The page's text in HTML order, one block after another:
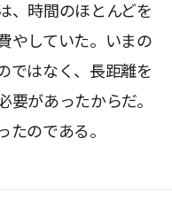
、時間のほとんどを
やしていた。いまの
ではなく、長距離を
があったからだ。
たのである。